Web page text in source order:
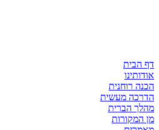
דף הבית
אודותינו
הכנה רוחנית
הדרכה מעשית
מהלך הברית
מן המקורות